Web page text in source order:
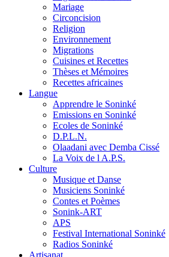
Mariage
Circoncision
Religion
Environnement
Migrations
Cuisines et Recettes
Thèses et Mémoires
Recettes africaines
Langue
Apprendre le Soninké
Emissions en Soninké
Ecoles de Soninké
D.P.L.N.
Olaadani avec Demba Cissé
La Voix de l A.P.S.
Culture
Musique et Danse
Musiciens Soninké
Contes et Poèmes
Sonink-ART
APS
Festival International Soninké
Radios Soninké
Artisanat